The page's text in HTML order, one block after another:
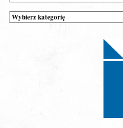
Kategorie
wpisów